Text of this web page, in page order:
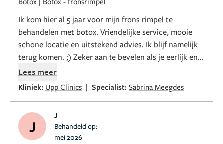
Ik kom hier al 5 jaar voor mijn frons rimpel te
behandelen met botox. Vriendelijke service, mooie
schone locatie en uitstekend advies. Ik blijf namelijk
terug komen. ;) Zeker aan te bevelen als je eerlijk en
goed advies en behandeling wilt.
Lees meer
Kliniek: Upp Clinics | Specialist: Sabrina Meegdes
J
J
Behandeld op:
mei 2026